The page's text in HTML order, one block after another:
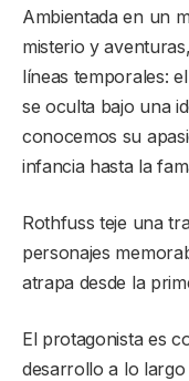
Ambientada en un
misterio y
líneas temporales:
se oculta bajo una
conocemos su
infancia hasta la
Rothfuss teje una
personajes
atrapa desde la
El protagonista es
desarrollo a lo largo